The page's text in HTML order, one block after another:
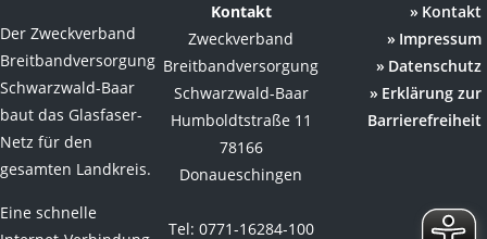
Der Zweckverband
Breitbandversorgung
Schwarzwald-Baar
baut das Glasfaser-
Netz für den
gesamten Landkreis.
Eine schnelle
Kontakt
Zweckverband
Breitbandversorgung
Schwarzwald-Baar
Humboldtstraße 11
78166
Donaueschingen
Tel: 0771-16284-100
Kontakt
Impressum
Datenschutz
Erklärung zur
Barrierefreiheit